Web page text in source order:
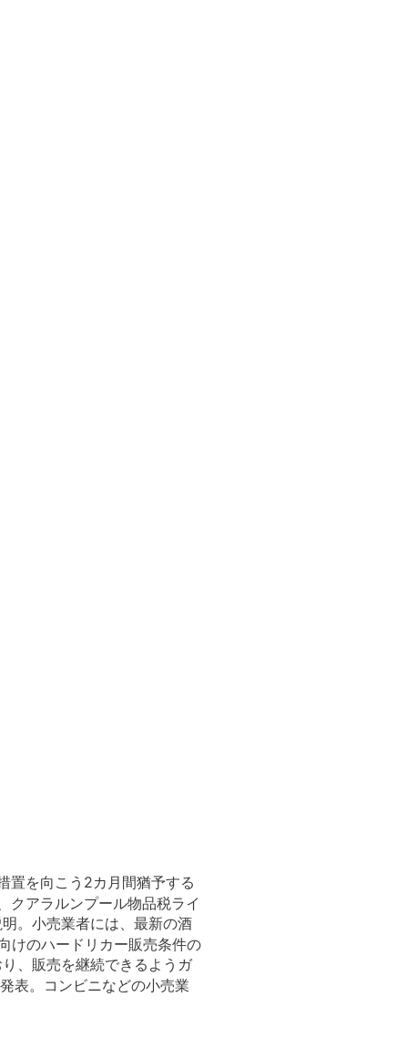
置を向こう2カ月間猶予する
クアラルンプール物品税ライ
。小売業者には、最新の酒
けのハードリカー販売条件の
、販売を継続できるようガ
表。コンビニなどの小売業